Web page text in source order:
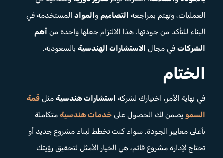
العمليات، وتهتم بمراجعة التصاميموالموادالمستخدمة في
البناء للتأكد من جودتها. هذا الالتزام جعلها واحدة من أهم
الشركاتفي مجال الاستشارات الهندسيةبالسعودية.
الختام
في نهاية الأمر، اختيارك لشركة استشارات هندسيةمثل قمة
السمو يضمن لك الحصول على خدمات هندسيةمتكاملة
بأعلى معايير الجودة. سواء كنت تخطط لبناء مشروع جديد أو
تحتاج لإدارة مشروع قائم، هي الخيار الأمثل لتحقيق رؤيتك